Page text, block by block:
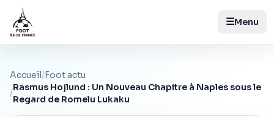
☰Menu
Accueil/Foot actu
/
Rasmus Hojlund : Un Nouveau Chapitre à Naples sous le
Regard de Romelu Lukaku